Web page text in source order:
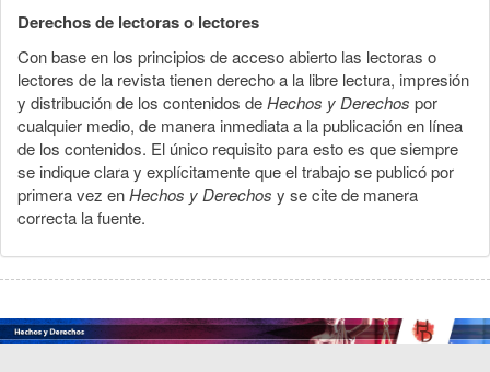
Derechos de lectoras o lectores
Con base en los principios de acceso abierto las lectoras o
lectores de la revista tienen derecho a la libre lectura, impresión
y distribución de los contenidos deHechos y Derechos por
cualquier medio, de manera inmediata a la publicación en línea
de los contenidos. El único requisito para esto es que siempre
se indique clara y explícitamente que el trabajo se publicó por
primera vez enHechos y Derechos y se cite de manera
correcta la fuente.